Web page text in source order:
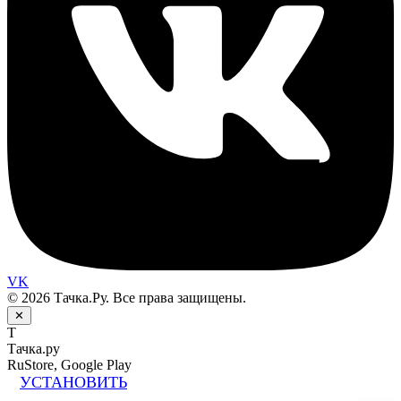
VK
© 2026 Тачка.Ру. Все права защищены.
✕
Т
Тачка.ру
RuStore, Google Play
УСТАНОВИТЬ